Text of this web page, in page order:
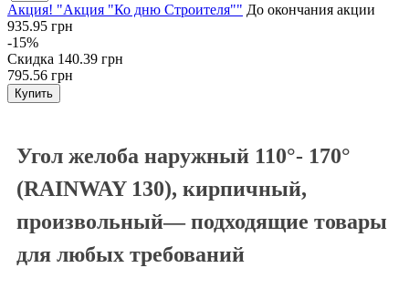
Акция! "Акция "Ко дню Строителя"" До окончания акции
935.95 грн
-15%
Скидка 140.39 грн
795.56 грн
Купить
Угол желоба наружный 110°- 170°
(RAINWAY 130), кирпичный,
произвольный— подходящие товары
для любых требований